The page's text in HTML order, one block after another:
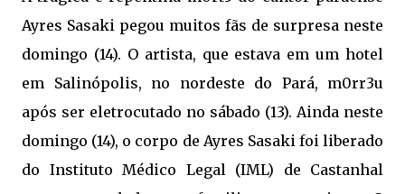
Ayres Sasaki pegou muitos fãs de surpresa neste
domingo (14). O artista, que estava em um hotel
em Salinópolis, no nordeste do Pará, m0rr3u
após ser eletrocutado no sábado (13). Ainda neste
domingo (14), o corpo de Ayres Sasaki foi liberado
do Instituto Médico Legal (IML) de Castanhal